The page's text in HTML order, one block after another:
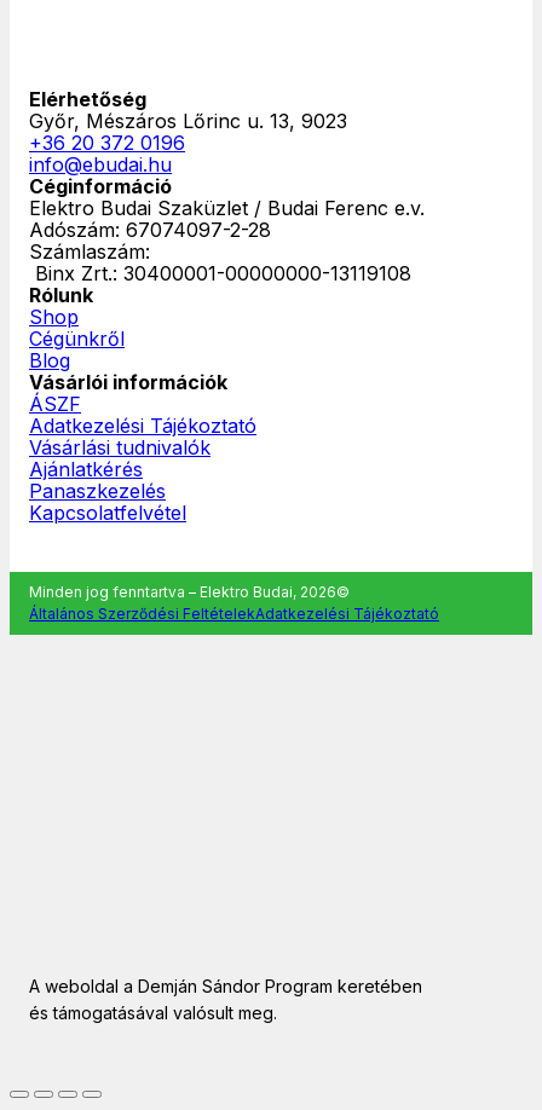
Elérhetőség
Győr, Mészáros Lőrinc u. 13, 9023
+36 20 372 0196
info@ebudai.hu
Céginformáció
Elektro Budai Szaküzlet / Budai Ferenc e.v.
Adószám: 67074097-2-28
Számlaszám:
‎ Binx Zrt.: 30400001-00000000-13119108
Rólunk
Shop
Cégünkről
Blog
Vásárlói információk
ÁSZF
Adatkezelési Tájékoztató
Vásárlási tudnivalók
Ajánlatkérés
Panaszkezelés
Kapcsolatfelvétel
Minden jog fenntartva – Elektro Budai, 2026©
Általános Szerződési FeltételekAdatkezelési Tájékoztató
A weboldal a Demján Sándor Program keretében
és támogatásával valósult meg.